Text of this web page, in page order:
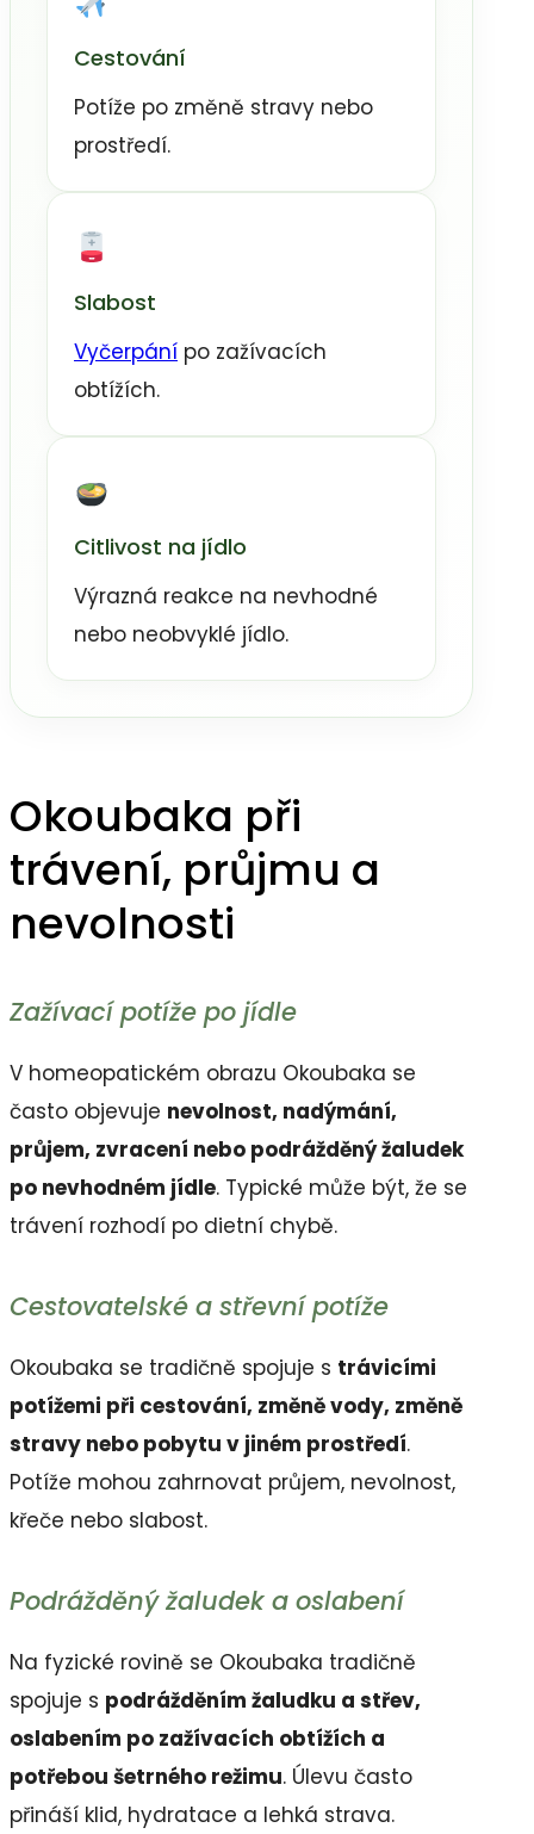
Cestování
Potíže po změně stravy nebo
prostředí.
Slabost
Vyčerpání po zažívacích
obtížích.
Citlivost na jídlo
Výrazná reakce na nevhodné
nebo neobvyklé jídlo.
Okoubaka při
trávení, průjmu a
nevolnosti
Zažívací potíže po jídle
V homeopatickém obrazu Okoubaka se
často objevuje nevolnost, nadýmání,
průjem, zvracení nebo podrážděný žaludek
po nevhodném jídle. Typické může být, že se
trávení rozhodí po dietní chybě.
Cestovatelské a střevní potíže
Okoubaka se tradičně spojuje s trávicími
potížemi při cestování, změně vody, změně
stravy nebo pobytu v jiném prostředí.
Potíže mohou zahrnovat průjem, nevolnost,
křeče nebo slabost.
Podrážděný žaludek a oslabení
Na fyzické rovině se Okoubaka tradičně
spojuje s podrážděním žaludku a střev,
oslabením po zažívacích obtížích a
potřebou šetrného režimu. Úlevu často
přináší klid, hydratace a lehká strava.